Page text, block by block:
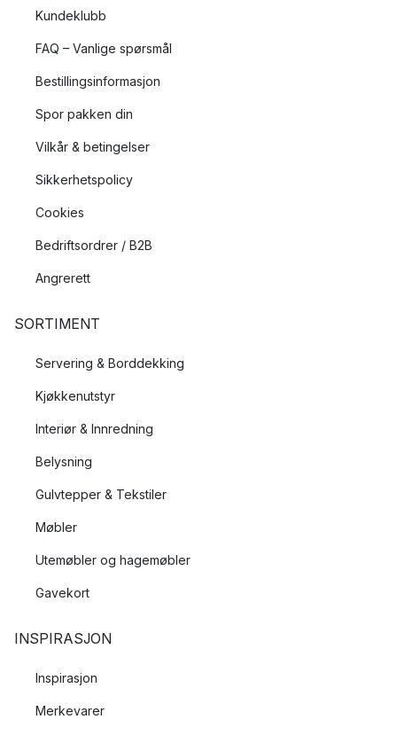
Kundeklubb
FAQ – Vanlige spørsmål
Bestillingsinformasjon
Spor pakken din
Vilkår & betingelser
Sikkerhetspolicy
Cookies
Bedriftsordrer / B2B
Angrerett
SORTIMENT
Servering & Borddekking
Kjøkkenutstyr
Interiør & Innredning
Belysning
Gulvtepper & Tekstiler
Møbler
Utemøbler og hagemøbler
Gavekort
INSPIRASJON
Inspirasjon
Merkevarer